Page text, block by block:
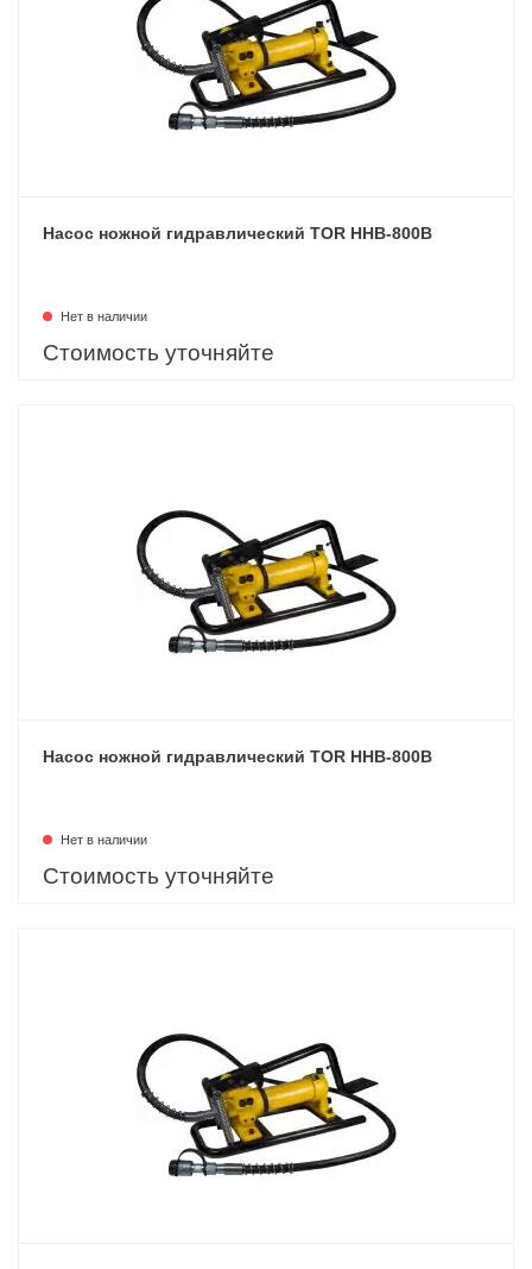
Насос ножной гидравлический TOR HHB-800B
Нет в наличии
Стоимость уточняйте
Насос ножной гидравлический TOR HHB-800B
Нет в наличии
Стоимость уточняйте